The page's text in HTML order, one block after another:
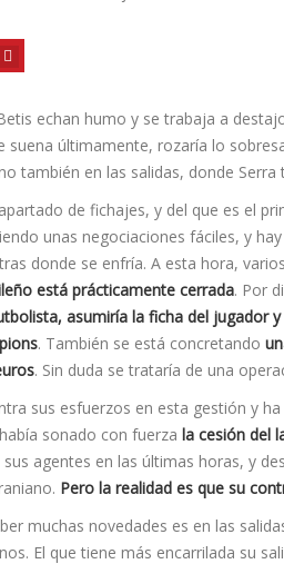
echan humo y se trabaja a
suena últimamente, rozaría lo
también en las salidas, donde
de fichajes, y del que es el
unas negociaciones fáciles, y
donde se enfrí­a. A esta hora,
está prácticamente cerrada. Por
asumirí­a la ficha del jugador
. También se está concretando
. Sin duda se tratarí­a de una
sus esfuerzos en esta gestión y
sonado con fuerza la cesión del
agentes en las últimas horas, y
Pero la realidad es que su
muchas novedades es en las
El que tiene más encarrilada su